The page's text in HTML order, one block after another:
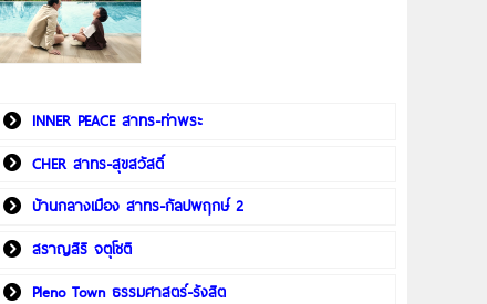
INNER PEACE สาทร-ท่าพระ
CHER สาทร-สุขสวัสดิ์
บ้านกลางเมือง สาทร-กัลปพฤกษ์ 2
สราญสิริ จตุโชติ
Pleno Town ธรรมศาสตร์-รังสิต